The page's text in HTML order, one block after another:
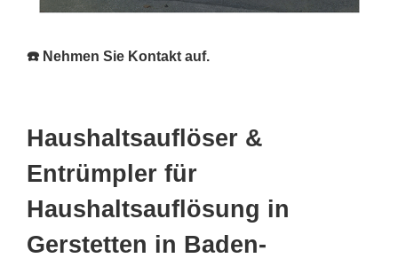
☎️ Nehmen Sie Kontakt auf.
Haushaltsauflöser &
Entrümpler für
Haushaltsauflösung in
Gerstetten in Baden-